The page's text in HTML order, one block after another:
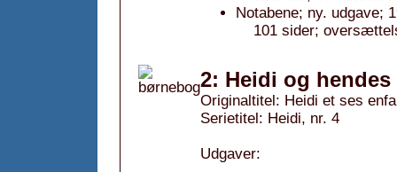
Notabene; ny. udgave;
101 sider;
2: Heidi og hendes
Originaltitel: Heidi et ses
Serietitel: Heidi, nr. 4
Udgaver: